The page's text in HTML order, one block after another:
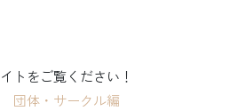
トをご覧ください！
団体・サークル編